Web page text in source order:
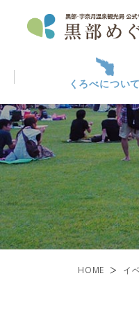
くろべについて
く
イ
く
HOME イ